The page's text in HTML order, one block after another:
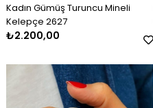
Kadın Gümüş Turuncu Mineli
Kelepçe 2627
₺2.200,00